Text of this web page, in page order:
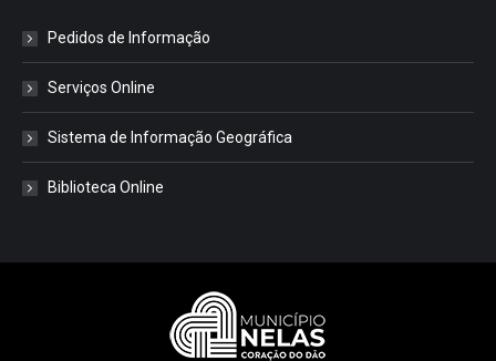
Pedidos de Informação
Serviços Online
Sistema de Informação Geográfica
Biblioteca Online